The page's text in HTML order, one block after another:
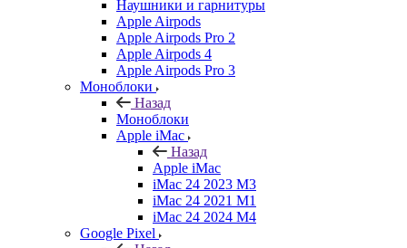
Наушники и гарнитуры
Apple Airpods
Apple Airpods Pro 2
Apple Airpods 4
Apple Airpods Pro 3
Моноблоки
Назад
Моноблоки
Apple iMac
Назад
Apple iMac
iMac 24 2023 M3
iMac 24 2021 M1
iMac 24 2024 M4
Google Pixel